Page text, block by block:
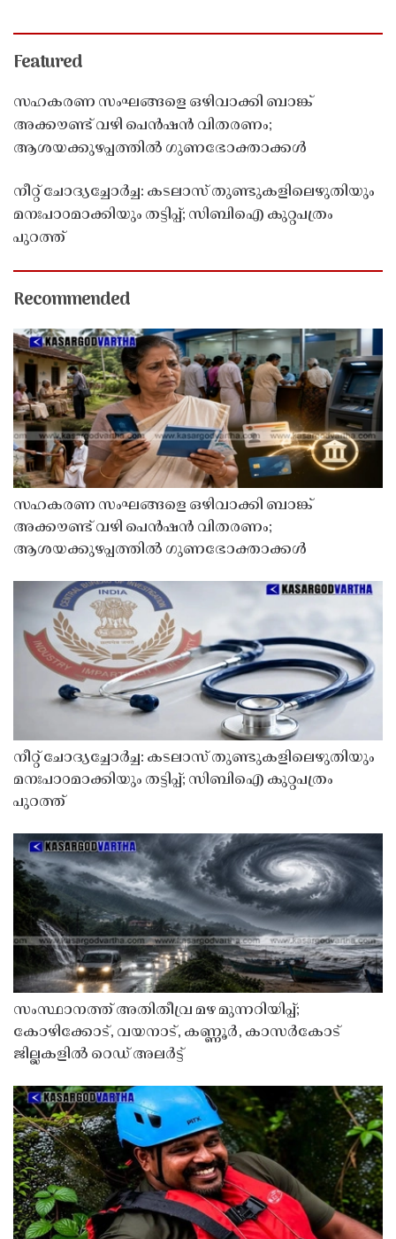
Featured
സഹകരണ സംഘങ്ങളെ ഒഴിവാക്കി ബാങ്ക്
അക്കൗണ്ട് വഴി പെൻഷൻ വിതരണം;
ആശയക്കുഴപ്പത്തിൽ ഗുണഭോക്താക്കൾ
നീറ്റ് ചോദ്യച്ചോർച്ച: കടലാസ് തുണ്ടുകളിലെഴുതിയും
മനഃപാഠമാക്കിയും തട്ടിപ്പ്; സിബിഐ കുറ്റപത്രം
പുറത്ത്
Recommended
സഹകരണ സംഘങ്ങളെ ഒഴിവാക്കി ബാങ്ക്
അക്കൗണ്ട് വഴി പെൻഷൻ വിതരണം;
ആശയക്കുഴപ്പത്തിൽ ഗുണഭോക്താക്കൾ
നീറ്റ് ചോദ്യച്ചോർച്ച: കടലാസ് തുണ്ടുകളിലെഴുതിയും
മനഃപാഠമാക്കിയും തട്ടിപ്പ്; സിബിഐ കുറ്റപത്രം
പുറത്ത്
സംസ്ഥാനത്ത് അതിതീവ്ര മഴ മുന്നറിയിപ്പ്;
കോഴിക്കോട്, വയനാട്, കണ്ണൂർ, കാസർകോട്
ജില്ലകളിൽ റെഡ് അലർട്ട്